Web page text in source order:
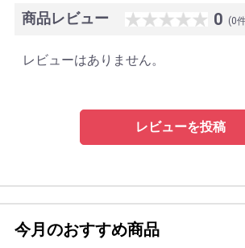
商品レビュー 0 (0
レビューはありません。
レビューを投稿
今月のおすすめ商品